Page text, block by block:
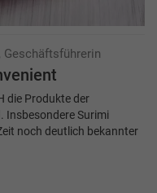
die Produkte der
Insbesondere Surimi
noch deutlich bekannter